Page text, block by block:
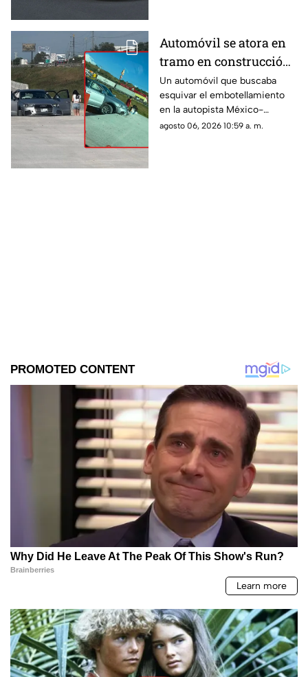
Automóvil se atora en
tramo en construcción
de la México-Querétaro
Un automóvil que buscaba
esquivar el embotellamiento
en la autopista México-
Querétaro ingresó a un sector
agosto 06, 2026 10:59 a. m.